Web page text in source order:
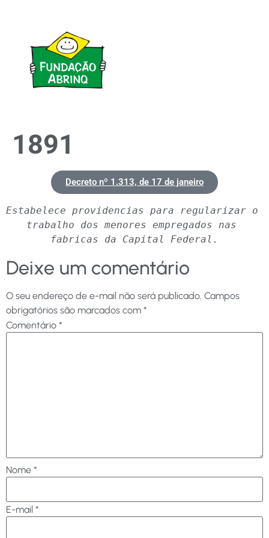
1891
Decreto nº 1.313, de 17 de janeiro
Estabelece providencias para regularizar o
trabalho dos menores empregados nas
fabricas da Capital Federal.
Deixe um comentário
O seu endereço de e-mail não será publicado. Campos
obrigatórios são marcados com *
Comentário *
Nome *
E-mail *